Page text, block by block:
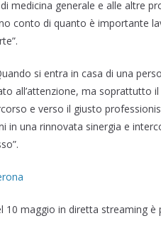
medicina generale e alle altre
conto di quanto è importante
si entra in casa di una
all’attenzione, ma soprattutto
e verso il giusto
in una rinnovata sinergia e
10 maggio in diretta streaming è